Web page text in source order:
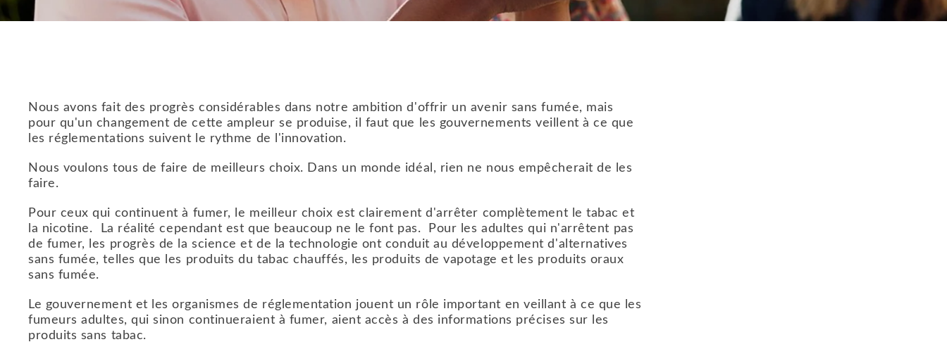
Nous avons fait des progrès considérables dans notre ambition d'offrir un avenir sans fumée, mais
pour qu'un changement de cette ampleur se produise, il faut que les gouvernements veillent à ce que
les réglementations suivent le rythme de l'innovation.
Nous voulons tous de faire de meilleurs choix. Dans un monde idéal, rien ne nous empêcherait de les
faire.
Pour ceux qui continuent à fumer, le meilleur choix est clairement d'arrêter complètement le tabac et
la nicotine. La réalité cependant est que beaucoup ne le font pas. Pour les adultes qui n'arrêtent pas
de fumer, les progrès de la science et de la technologie ont conduit au développement d'alternatives
sans fumée, telles que les produits du tabac chauffés, les produits de vapotage et les produits oraux
sans fumée.
Le gouvernement et les organismes de réglementation jouent un rôle important en veillant à ce que les
fumeurs adultes, qui sinon continueraient à fumer, aient accès à des informations précises sur les
produits sans tabac.